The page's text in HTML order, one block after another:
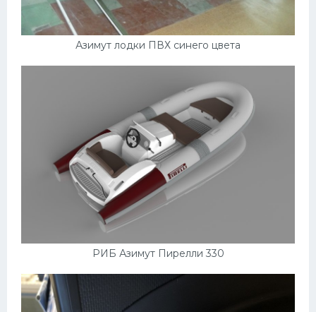
Азимут лодки ПВХ синего цвета
РИБ Азимут Пирелли 330